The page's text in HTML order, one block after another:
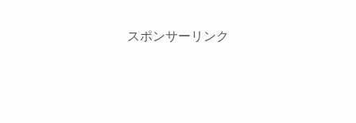
スポンサーリンク